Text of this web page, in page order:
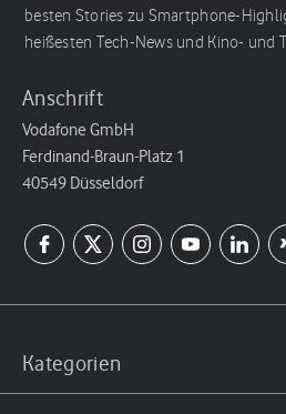
besten Stories zu Smartphone-
heißesten Tech-News und Kino- und
Anschrift
Vodafone GmbH
Ferdinand-Braun-Platz 1
40549 Düsseldorf
Kategorien